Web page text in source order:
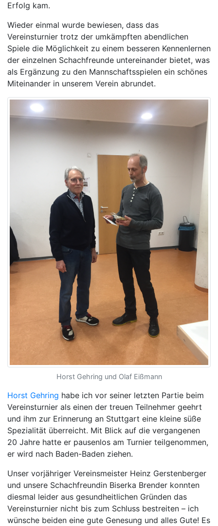
Erfolg kam.
Wieder einmal wurde bewiesen, dass das
Vereinsturnier trotz der umkämpften abendlichen
Spiele die Möglichkeit zu einem besseren Kennenlernen
der einzelnen Schachfreunde untereinander bietet, was
als Ergänzung zu den Mannschaftsspielen ein schönes
Miteinander in unserem Verein abrundet.
Horst Gehring und Olaf Eißmann
Horst Gehring habe ich vor seiner letzten Partie beim
Vereinsturnier als einen der treuen Teilnehmer geehrt
und ihm zur Erinnerung an Stuttgart eine kleine süße
Spezialität überreicht. Mit Blick auf die vergangenen
20 Jahre hatte er pausenlos am Turnier teilgenommen,
er wird nach Baden-Baden ziehen.
Unser vorjähriger Vereinsmeister Heinz Gerstenberger
und unsere Schachfreundin Biserka Brender konnten
diesmal leider aus gesundheitlichen Gründen das
Vereinsturnier nicht bis zum Schluss bestreiten – ich
wünsche beiden eine gute Genesung und alles Gute! Es